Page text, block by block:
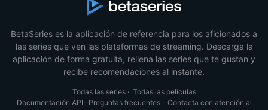
BetaSeries es la aplicación de referencia para los aficionados a
las series que ven las plataformas de streaming. Descarga la
aplicación de forma gratuita, rellena las series que te gustan y
recibe recomendaciones al instante.
Todas las series· Todas las películas
Documentación API · Preguntas frecuentes· Contacta con atención al